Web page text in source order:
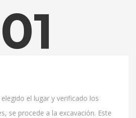
01
el lugar y verificado los
se procede a la excavación. Este